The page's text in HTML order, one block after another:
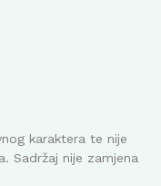
karaktera te nije
Sadržaj nije zamjena